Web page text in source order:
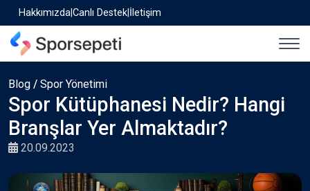
HakkımızdaCanlı Destek İletişim
Blog / Spor Yönetimi
Spor Kütüphanesi Nedir? Hangi
Branşlar Yer Almaktadır?
20.09.2023